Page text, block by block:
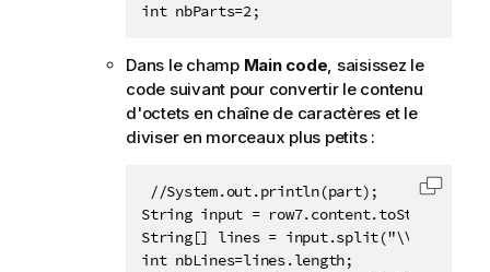
int nbParts=2;
Dans le champ Main code, saisissez le
code suivant pour convertir le contenu
d'octets en chaîne de caractères et le
diviser en morceaux plus petits :
//System.out.println(part);
String input = row7.content.toString();
String[] lines = input.split("\\r?\\n");
int nbLines=lines.length;
Copier